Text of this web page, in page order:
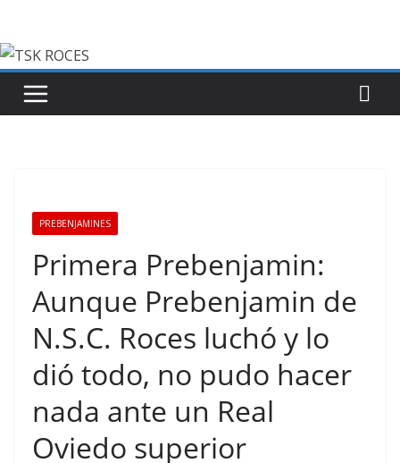
contenido
PREBENJAMINES
Primera Prebenjamin:
Aunque Prebenjamin de
N.S.C. Roces luchó y lo
dió todo, no pudo hacer
nada ante un Real
Oviedo superior